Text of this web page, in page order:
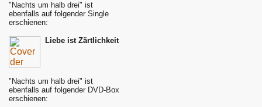
"Nachts um halb drei" ist
ebenfalls auf folgender Single
erschienen:
Liebe ist Zärtlichkeit
"Nachts um halb drei" ist
ebenfalls auf folgender DVD-Box
erschienen: